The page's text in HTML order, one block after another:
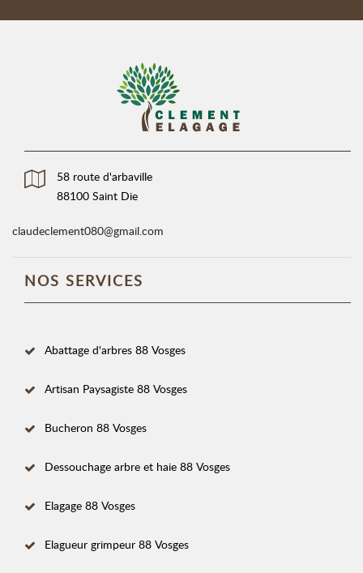
58 route d'arbaville
88100 Saint Die
claudeclement080@gmail.com
NOS SERVICES
Abattage d'arbres 88 Vosges
Artisan Paysagiste 88 Vosges
Bucheron 88 Vosges
Dessouchage arbre et haie 88 Vosges
Elagage 88 Vosges
Elagueur grimpeur 88 Vosges